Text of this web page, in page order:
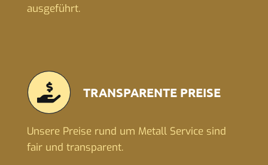
ausgeführt.
TRANSPARENTE PREISE
Unsere Preise rund um Metall Service sind
fair und transparent.